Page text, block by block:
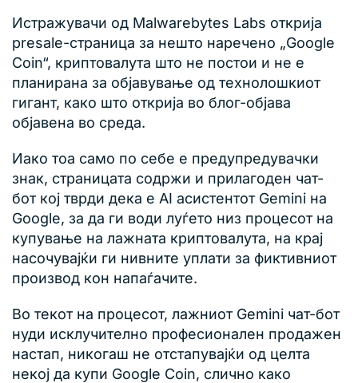
Истражувачи од Malwarebytes Labs открија
presale-страница за нешто наречено „Google
Coin“, криптовалута што не постои и не е
планирана за објавување од технолошкиот
гигант, како што открија во блог-објава
објавена во среда.
Иако тоа само по себе е предупредувачки
знак, страницата содржи и прилагоден чат-
бот кој тврди дека е AI асистентот Gemini на
Google, за да ги води луѓето низ процесот на
купување на лажната криптовалута, на крај
насочувајќи ги нивните уплати за фиктивниот
производ кон напаѓачите.
Во текот на процесот, лажниот Gemini чат-бот
нуди исклучително професионален продажен
настап, никогаш не отстапувајќи од целта
некој да купи Google Coin, слично како